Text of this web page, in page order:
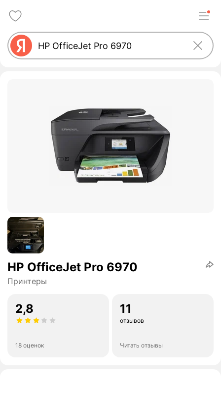
HP OfficeJet Pro 6970
Принтеры
2,8
18 оценок
11
отзывов
Читать отзывы